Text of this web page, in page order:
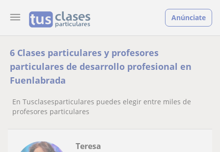
Anúnciate
6 Clases particulares y profesores
particulares de desarrollo profesional en
Fuenlabrada
En Tusclasesparticulares puedes elegir entre miles de
profesores particulares
Teresa